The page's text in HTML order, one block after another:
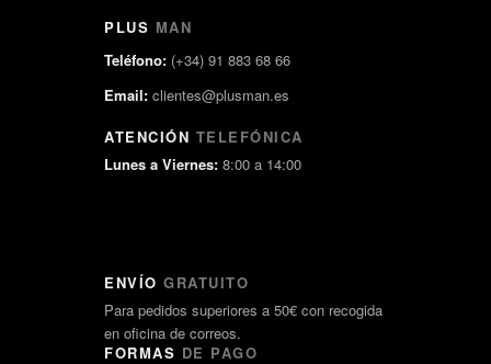
PLUS MAN
Teléfono: (+34) 91 883 68 66
Email: clientes@plusman.es
ATENCIÓN TELEFÓNICA
Lunes a Viernes: 8:00 a 14:00
ENVÍO GRATUITO
Para pedidos superiores a 50€ con recogida
en oficina de correos.
FORMAS DE PAGO